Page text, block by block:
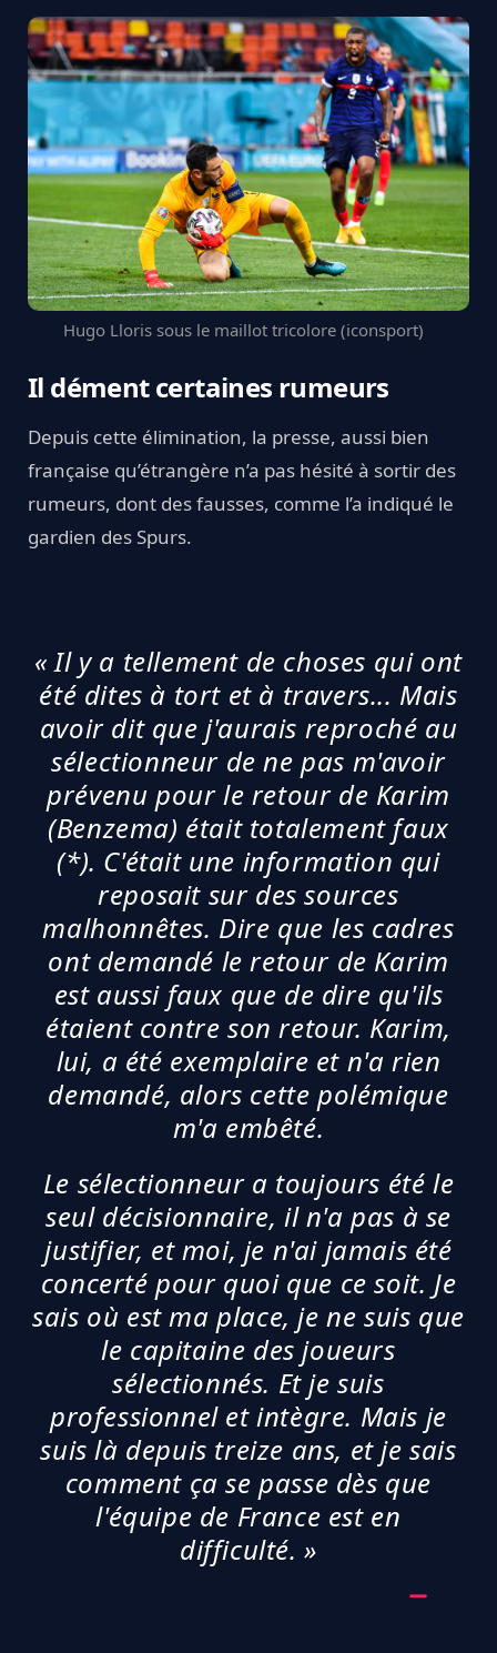
Hugo Lloris sous le maillot tricolore (iconsport)
Il dément certaines rumeurs
Depuis cette élimination, la presse, aussi bien
française qu’étrangère n’a pas hésité à sortir des
rumeurs, dont des fausses, comme l’a indiqué le
gardien des Spurs.
« Il y a tellement de choses qui ont
été dites à tort et à travers... Mais
avoir dit que j'aurais reproché au
sélectionneur de ne pas m'avoir
prévenu pour le retour de Karim
(Benzema) était totalement faux
(*). C'était une information qui
reposait sur des sources
malhonnêtes. Dire que les cadres
ont demandé le retour de Karim
est aussi faux que de dire qu'ils
étaient contre son retour. Karim,
lui, a été exemplaire et n'a rien
demandé, alors cette polémique
m'a embêté.
Le sélectionneur a toujours été le
seul décisionnaire, il n'a pas à se
justifier, et moi, je n'ai jamais été
concerté pour quoi que ce soit. Je
sais où est ma place, je ne suis que
le capitaine des joueurs
sélectionnés. Et je suis
professionnel et intègre. Mais je
suis là depuis treize ans, et je sais
comment ça se passe dès que
l'équipe de France est en
difficulté. »